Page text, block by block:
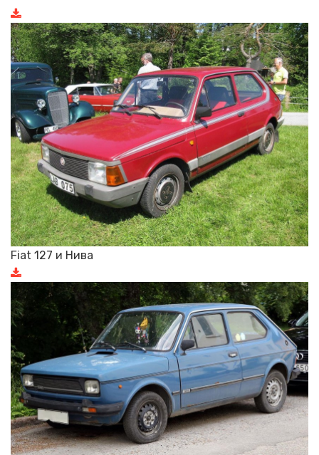
Fiat 127 и Нива